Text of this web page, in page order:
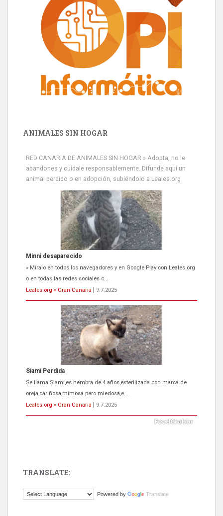
ANIMALES SIN HOGAR
RED CANARIA DE ANIMALES SIN HOGAR » Adopta, no le
abandones y cuídale responsablemente. Difunde aquí un
animal perdido o en adopción, subiéndolo a Leales.org
Minni desaparecido
» Míralo en todos los navegadores y en Google Play con Leales.org
o en todas las redes sociales c...
Leales.org » Gran Canaria
9.7.2025
Siami Perdida
Se llama Siami,es hembra de 4 años,esterilizada con marca de
oreja,cariñosa,mimosa pero miedosa,e...
Leales.org » Gran Canaria
9.7.2025
El ayuntamiento se va a llevar a Los Gatos callejeros de la zona los
TRANSLATE:
Powered by Translate